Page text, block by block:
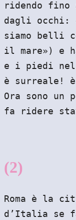
ridendo fino
dagli occhi:
siamo belli
il mare») e
e i piedi nel
è surreale!
Ora sono
fa ridere
(2)
Roma è la
d’Italia se